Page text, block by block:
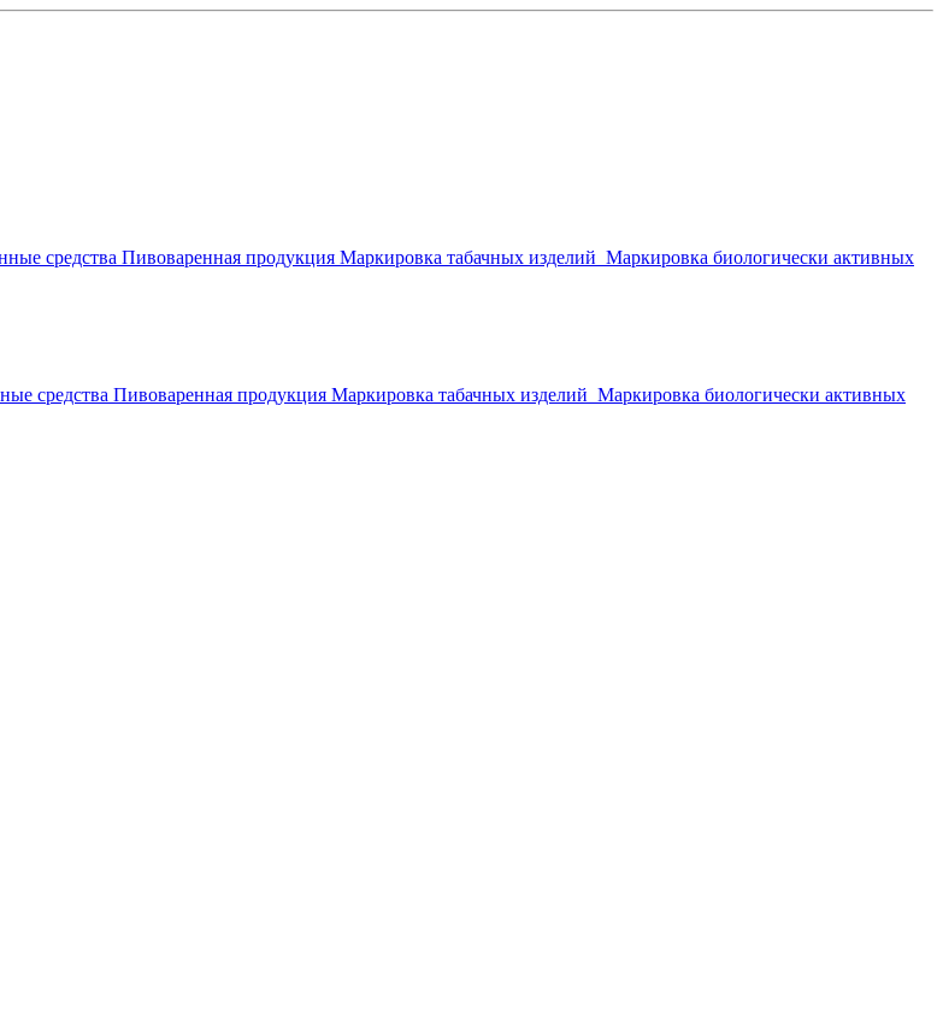
средства Пивоваренная продукция Маркировка табачных изделий Маркировка биологически активных
средства Пивоваренная продукция Маркировка табачных изделий Маркировка биологически активных